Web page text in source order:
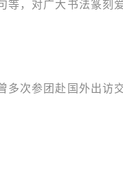
等，对广大书法篆刻
多次参团赴国外出访